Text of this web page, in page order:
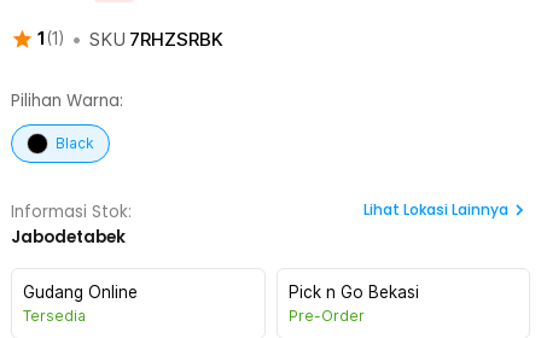
1 (1 ) • SKU 7RHZSRBK
Pilihan Warna:
Black
Informasi Stok:
Jabodetabek
Lihat Lokasi Lainnya
Gudang Online
Tersedia
Pick n Go Bekasi
Pre-Order